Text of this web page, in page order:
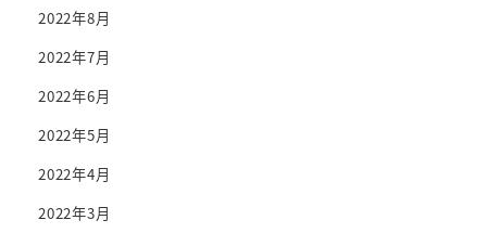
2022年8月
2022年7月
2022年6月
2022年5月
2022年4月
2022年3月